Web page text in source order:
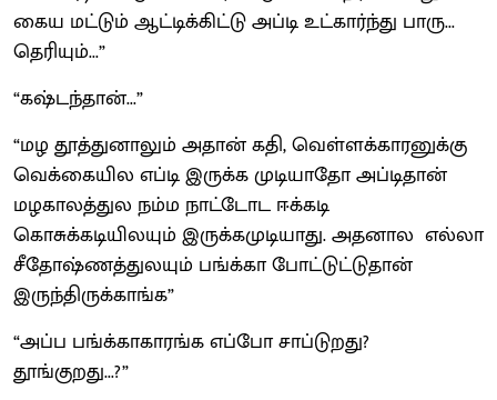
கைய மட்டும் ஆட்டிக்கிட்டு அப்டி உட்கார்ந்து பாரு...
தெரியும்...”
“கஷ்டந்தான்...”
“மழ தூத்துனாலும் அதான் கதி, வெள்ளக்காரனுக்கு
வெக்கையில எப்டி இருக்க முடியாதோ அப்டிதான்
மழகாலத்துல நம்ம நாட்டோட ஈக்கடி
கொசுக்கடியிலயும் இருக்கமுடியாது. அதனால எல்லா
சீதோஷ்ணத்துலயும் பங்க்கா போட்டுட்டுதான்
இருந்திருக்காங்க”
“அப்ப பங்க்காகாரங்க எப்போ சாப்டுறது?
தூங்குறது...?”